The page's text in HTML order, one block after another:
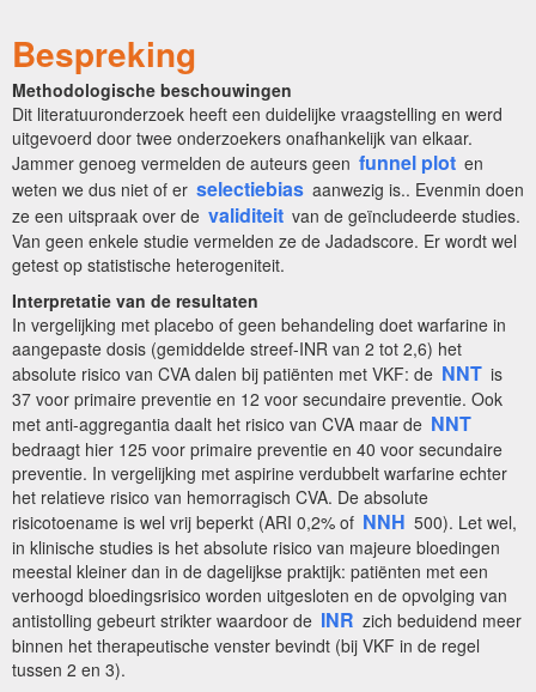
Bespreking
Methodologische beschouwingen
Dit literatuuronderzoek heeft een duidelijke vraagstelling en werd
uitgevoerd door twee onderzoekers onafhankelijk van elkaar.
Jammer genoeg vermelden de auteurs geen funnel plot en
weten we dus niet of er selectiebias aanwezig is.. Evenmin doen
ze een uitspraak over de validiteit van de geïncludeerde studies.
Van geen enkele studie vermelden ze de Jadadscore. Er wordt wel
getest op statistische heterogeniteit.
Interpretatie van de resultaten
In vergelijking met placebo of geen behandeling doet warfarine in
aangepaste dosis (gemiddelde streef-INR van 2 tot 2,6) het
absolute risico van CVA dalen bij patiënten met VKF: de NNT is
37 voor primaire preventie en 12 voor secundaire preventie. Ook
met anti-aggregantia daalt het risico van CVA maar de NNT
bedraagt hier 125 voor primaire preventie en 40 voor secundaire
preventie. In vergelijking met aspirine verdubbelt warfarine echter
het relatieve risico van hemorragisch CVA. De absolute
risicotoename is wel vrij beperkt (ARI 0,2% of NNH 500). Let wel,
in klinische studies is het absolute risico van majeure bloedingen
meestal kleiner dan in de dagelijkse praktijk: patiënten met een
verhoogd bloedingsrisico worden uitgesloten en de opvolging van
antistolling gebeurt strikter waardoor de INR zich beduidend meer
binnen het therapeutische venster bevindt (bij VKF in de regel
tussen 2 en 3).